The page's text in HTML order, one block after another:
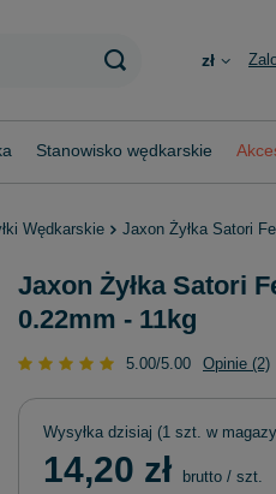
zł
Stanowisko wędkarskie
Wędkarskie Jaxon Żyłka Satori
Jaxon Żyłka Satori
0.22mm - 11kg
5.00/5.00 Opinie (2)
Wysyłka dzisiaj (1 szt. w
14,20 zł brutto / szt.